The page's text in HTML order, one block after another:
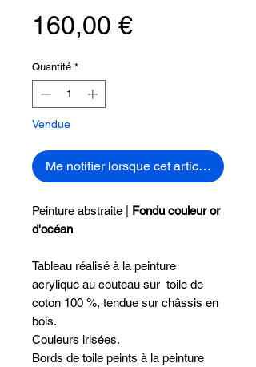
160,00 €Prix
Quantité *
Vendue
Me notifier lorsque cet article est
Peinture abstraite | Fondu couleur or
d'océan
Tableau réalisé à la peinture
acrylique au couteau sur toile de
coton 100 %, tendue sur châssis en
bois.
Couleurs irisées.
Bords de toile peints à la peinture